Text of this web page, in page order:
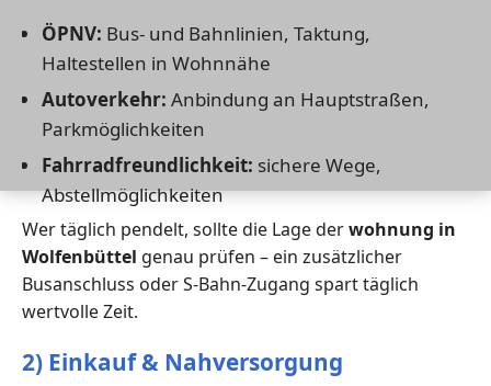
ÖPNV: Bus- und Bahnlinien, Taktung,
Haltestellen in Wohnnähe
Autoverkehr: Anbindung an Hauptstraßen,
Parkmöglichkeiten
Fahrradfreundlichkeit: sichere Wege,
Abstellmöglichkeiten
Wer täglich pendelt, sollte die Lage derwohnung in
Wolfenbüttel genau prüfen – ein zusätzlicher
Busanschluss oder S-Bahn-Zugang spart täglich
wertvolle Zeit.
2) Einkauf & Nahversorgung